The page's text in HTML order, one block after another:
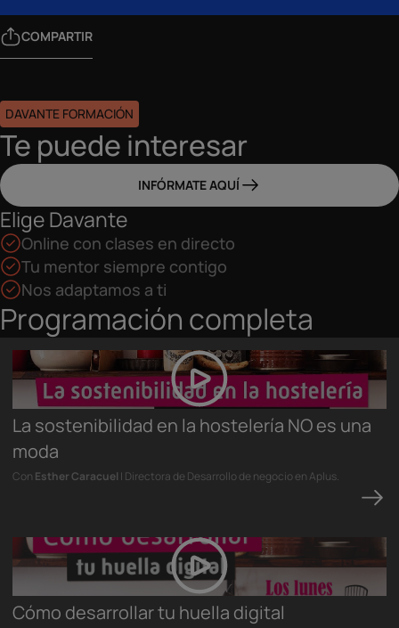
COMPARTIR
DAVANTE FORMACIÓN
Te puede interesar
INFÓRMATE AQUÍ
Elige Davante
Online con clases en directo
Tu mentor siempre contigo
Nos adaptamos a ti
Programación completa
La sostenibilidad en la hostelería NO es una
moda
Con Esther Caracuel | Directora de Desarrollo de negocio en Aplus.
Cómo desarrollar tu huella digital